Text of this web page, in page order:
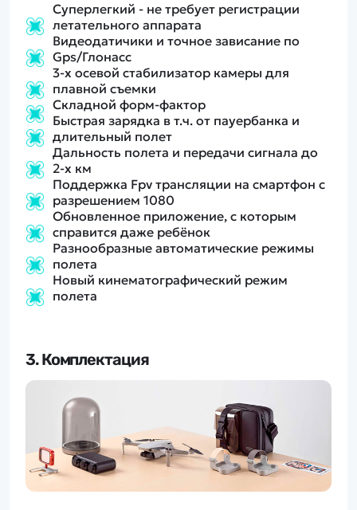
Суперлегкий - не требует регистрации
летательного аппарата
Видеодатичики и точное зависание по
Gps/Глонасс
3-х осевой стабилизатор камеры для
плавной съемки
Складной форм-фактор
Быстрая зарядка в т.ч. от пауербанка и
длительный полет
Дальность полета и передачи сигнала до
2-х км
Поддержка Fpv трансляции на смартфон с
разрешением 1080
Обновленное приложение, с которым
справится даже ребёнок
Разнообразные автоматические режимы
полета
Новый кинематографический режим
полета
3. Комплектация